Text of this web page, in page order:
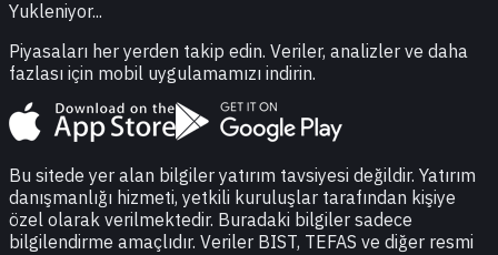
Yukleniyor...
Piyasaları her yerden takip edin. Veriler, analizler ve daha
fazlası için mobil uygulamamızı indirin.
Bu sitede yer alan bilgiler yatırım tavsiyesi değildir. Yatırım
danışmanlığı hizmeti, yetkili kuruluşlar tarafından kişiye
özel olarak verilmektedir. Buradaki bilgiler sadece
bilgilendirme amaçlıdır. Veriler BIST, TEFAS ve diğer resmi